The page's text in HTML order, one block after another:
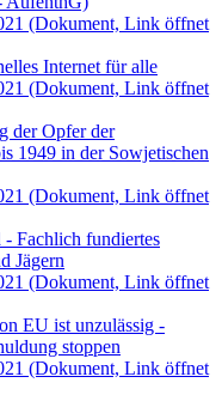
(Dokument, Link öffnet
Internet für alle
(Dokument, Link öffnet
der Opfer der
1949 in der Sowjetischen
(Dokument, Link öffnet
Fachlich fundiertes
Jägern
(Dokument, Link öffnet
EU ist unzulässig -
stoppen
(Dokument, Link öffnet